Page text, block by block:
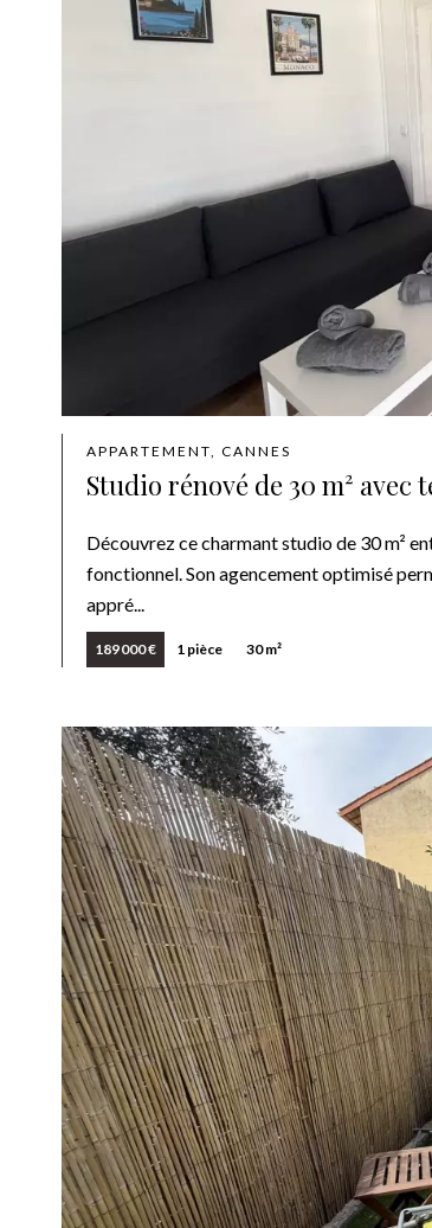
APPARTEMENT, CANNES
Studio rénové de 30 m²
Découvrez ce charmant studio de 30 m²
fonctionnel. Son agencement optimisé
appré...
189 000 € 1 pièce 30 m²